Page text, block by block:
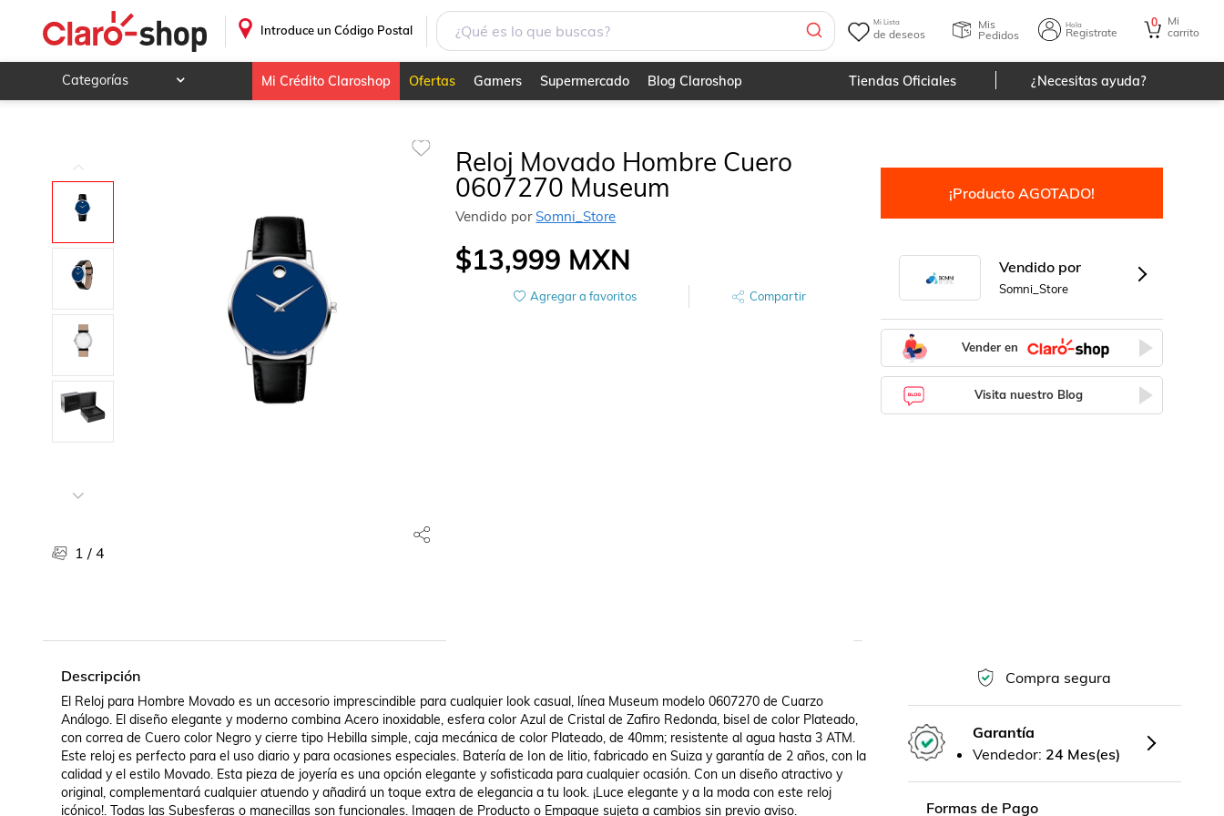
Introduce un Código Postal
Mi Lista
de deseos
Mis
Pedidos
Hola
Registrate
0
Mi
carrito
Categorías
Deportes y ocio
Ferretería y autos
Ropa, calzado y accesorios
Mamá y bebé
Salud, belleza y cuidado personal
Juegos y juguetes
Libros, revistas y comics
Películas, series de tv y música
Bebidas
Farmacia
Mi Crédito Claroshop Ofertas Gamers Supermercado Blog Claroshop Tiendas Oficiales ¿Necesitas ayuda?
1 / 4
Reloj Movado Hombre Cuero
0607270 Museum
Vendido porSomni_Store
$13,999 MXN
Agregar a favoritos Compartir
¡Producto AGOTADO!
Vendido por
Somni_Store
Vender en
Visita nuestro Blog
Descripción
El Reloj para Hombre Movado es un accesorio imprescindible para cualquier look casual, línea Museum modelo 0607270 de Cuarzo
Análogo. El diseño elegante y moderno combina Acero inoxidable, esfera color Azul de Cristal de Zafiro Redonda, bisel de color Plateado,
con correa de Cuero color Negro y cierre tipo Hebilla simple, caja mecánica de color Plateado, de 40mm; resistente al agua hasta 3 ATM.
Este reloj es perfecto para el uso diario y para ocasiones especiales. Batería de Ion de litio, fabricado en Suiza y garantía de 2 años, con la
calidad y el estilo Movado. Esta pieza de joyería es una opción elegante y sofisticada para cualquier ocasión. Con un diseño atractivo y
original, complementará cualquier atuendo y añadirá un toque extra de elegancia a tu look. ¡Luce elegante y a la moda con este reloj
icónico!. Todas las Subesferas o manecillas son funcionales. Imagen de Producto o Empaque sujeta a cambios sin previo aviso.
Compra segura
Garantía
Vendedor: 24 Mes(es)
Formas de Pago
Reloj Movado Hombre Cuero 0607270 Museum